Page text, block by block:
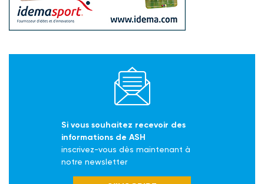
Si vous souhaitez recevoir des
informations de ASH
inscrivez-vous dès maintenant à
notre newsletter